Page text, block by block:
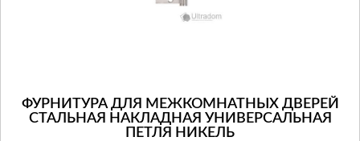
ФУРНИТУРА ДЛЯ МЕЖКОМНАТНЫХ ДВЕРЕЙ
СТАЛЬНАЯ НАКЛАДНАЯ УНИВЕРСАЛЬНАЯ
ПЕТЛЯ НИКЕЛЬ